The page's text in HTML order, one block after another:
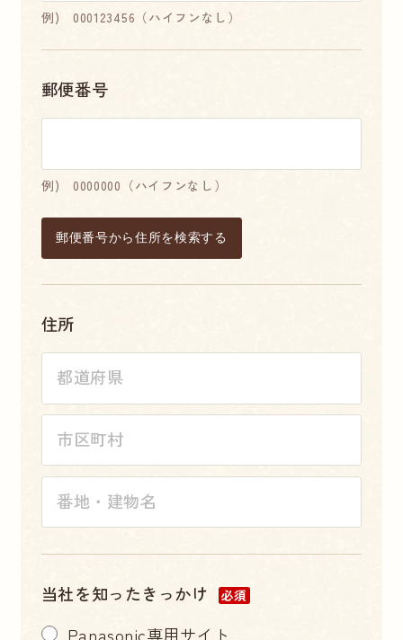
例) 000123456（ハイフンなし）
郵便番号
例) 0000000（ハイフンなし）
郵便番号から住所を検索する
住所
当社を知ったきっかけ 必須
Panasonic専用サイト